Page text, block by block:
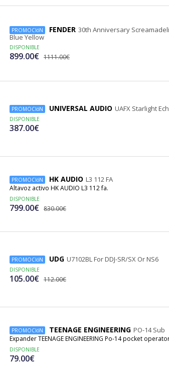
PROMOCIóN FENDER 30th Anniversary
Blue Yellow
DISPONIBLE
899.00€ 1111.00€
PROMOCIóN UNIVERSAL AUDIO UAFX Starlight
DISPONIBLE
387.00€
PROMOCIóN HK AUDIO L3 112 FA
Altavoz activo HK AUDIO L3 112 fa.
DISPONIBLE
799.00€ 830.00€
PROMOCIóN UDG U7102BL For DDJ-SR/SX Or NS6
DISPONIBLE
105.00€ 112.00€
PROMOCIóN TEENAGE ENGINEERING PO-14 Sub
Expander TEENAGE ENGINEERING Po-14 pocket
DISPONIBLE
79.00€